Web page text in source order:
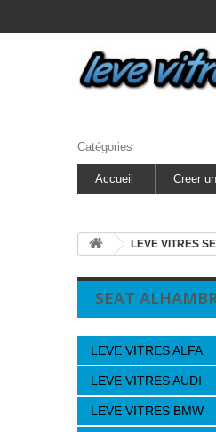
Catégories
Accueil Creer
LEVE VITRES
SEAT
LEVE VITRES ALFA
LEVE VITRES AUDI
LEVE VITRES BMW